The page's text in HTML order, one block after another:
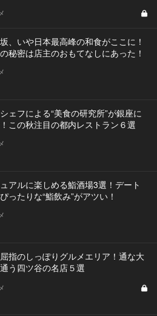
、いや日本最高峰の和食がここに！
秘密は店主のおもてなしにあった！
ェフによる“美食の研究所”が銀座に
この秋注目の都内レストラン６選
アルに楽しめる鮨酒場3選！デート
ったりな“鮨飲み”がアツい！
指のしっぽりグルメエリア！通な大
う四ツ谷の名店５選